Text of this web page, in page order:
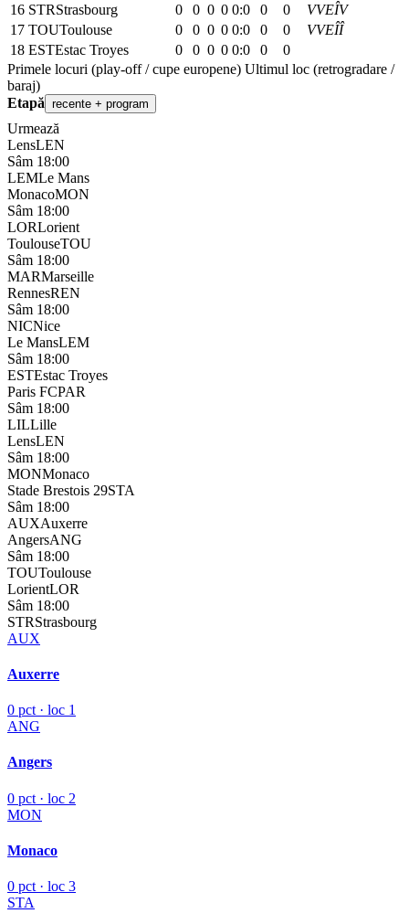
16 STRStrasbourg 0 0 0 0 0:0 0 0 VVEÎV
17 TOUToulouse 0 0 0 0 0:0 0 0 VVEÎÎ
18 ESTEstac Troyes 0 0 0 0 0:0 0
0
Primele locuri (play-off / cupe europene) Ultimul loc (retrogradare /
baraj)
Etapă recente + program
Urmează
LensLEN
Sâm 18:00
LEMLe Mans
MonacoMON
Sâm 18:00
LORLorient
ToulouseTOU
Sâm 18:00
MARMarseille
RennesREN
Sâm 18:00
NICNice
Le MansLEM
Sâm 18:00
ESTEstac Troyes
Paris FCPAR
Sâm 18:00
LILLille
LensLEN
Sâm 18:00
MONMonaco
Stade Brestois 29STA
Sâm 18:00
AUXAuxerre
AngersANG
Sâm 18:00
TOUToulouse
LorientLOR
Sâm 18:00
STRStrasbourg
AUX
Auxerre
0 pct · loc 1
ANG
Angers
0 pct · loc 2
MON
Monaco
0 pct · loc 3
STA